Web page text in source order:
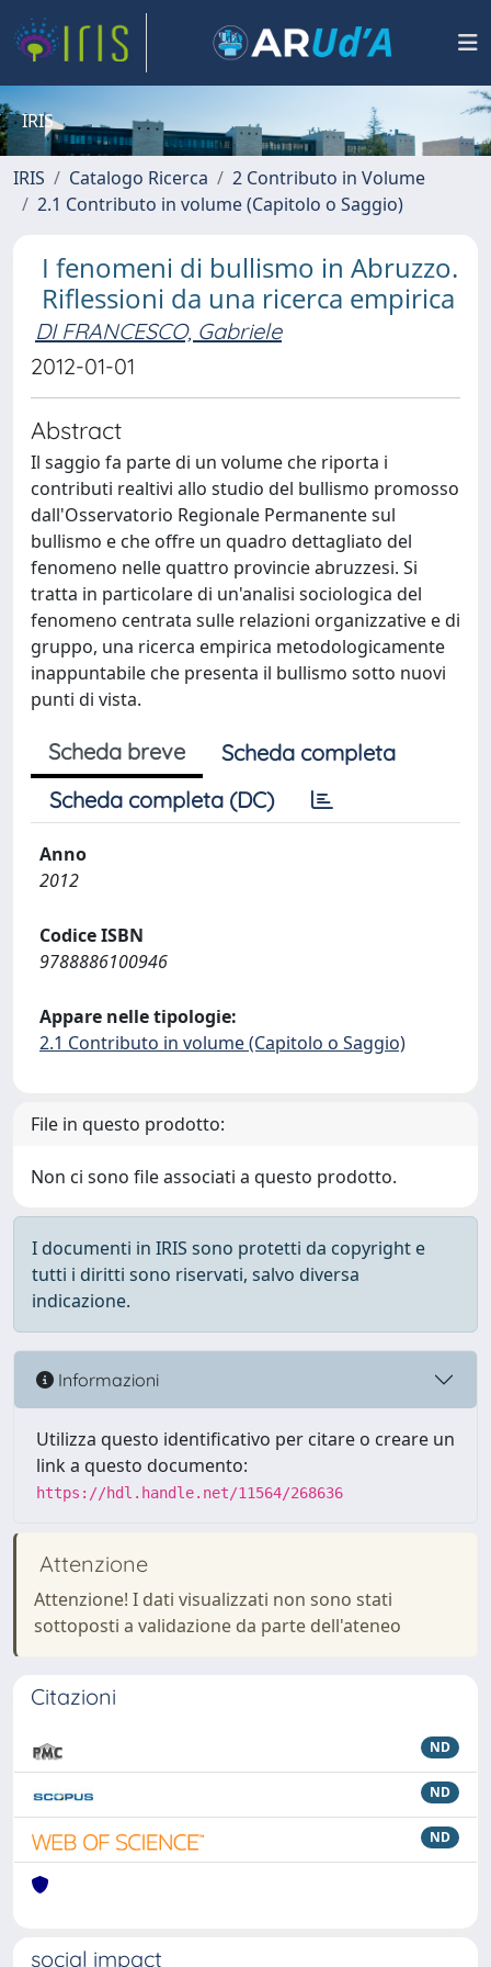
IRIS
IRIS Catalogo Ricerca
2 Contributo in Volume
2.1 Contributo in volume (Capitolo o Saggio)
I fenomeni di bullismo in Abruzzo.
Riflessioni da una ricerca empirica
DI FRANCESCO, Gabriele
2012-01-01
Abstract
Il saggio fa parte di un volume che riporta i
contributi realtivi allo studio del bullismo promosso
dall'Osservatorio Regionale Permanente sul
bullismo e che offre un quadro dettagliato del
fenomeno nelle quattro provincie abruzzesi. Si
tratta in particolare di un'analisi sociologica del
fenomeno centrata sulle relazioni organizzative e di
gruppo, una ricerca empirica metodologicamente
inappuntabile che presenta il bullismo sotto nuovi
punti di vista.
Scheda breve
Scheda completa
Scheda completa (DC)
Anno
2012
Codice ISBN
9788886100946
Appare nelle tipologie:
2.1 Contributo in volume (Capitolo o Saggio)
File in questo prodotto:
Non ci sono file associati a questo prodotto.
I documenti in IRIS sono protetti da copyright e
tutti i diritti sono riservati, salvo diversa
indicazione.
Informazioni
Utilizza questo identificativo per citare o creare un
link a questo documento:
https://hdl.handle.net/11564/268636
Attenzione
Attenzione! I dati visualizzati non sono stati
sottoposti a validazione da parte dell'ateneo
Citazioni
ND
ND
ND
social impact